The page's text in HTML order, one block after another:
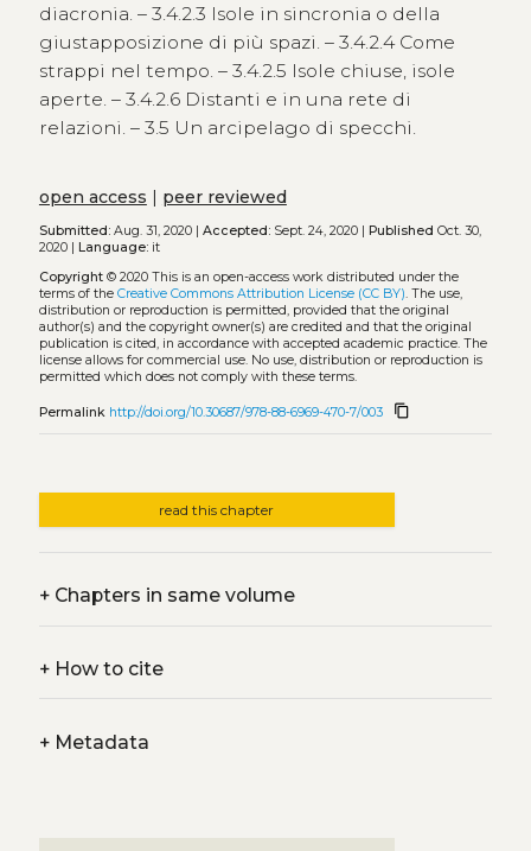
diacronia. – 3.4.2.3 Isole in sincronia o della
giustapposizione di più spazi. – 3.4.2.4 Come
strappi nel tempo. – 3.4.2.5 Isole chiuse, isole
aperte. – 3.4.2.6 Distanti e in una rete di
relazioni. – 3.5 Un arcipelago di specchi.
open access | peer reviewed
Submitted:Aug. 31, 2020 | Accepted:Sept. 24, 2020 | Published Oct. 30,
2020 | Language:it
Copyright© 2020 This is an open-access work distributed under the
terms of the Creative Commons Attribution License (CC BY). The use,
distribution or reproduction is permitted, provided that the original
author(s) and the copyright owner(s) are credited and that the original
publication is cited, in accordance with accepted academic practice. The
license allows for commercial use. No use, distribution or reproduction is
permitted which does not comply with these terms.
Permalink http://doi.org/10.30687/978-88-6969-470-7/003 content_copy
read this chapter
+Chapters in same volume
+How to cite
+Metadata